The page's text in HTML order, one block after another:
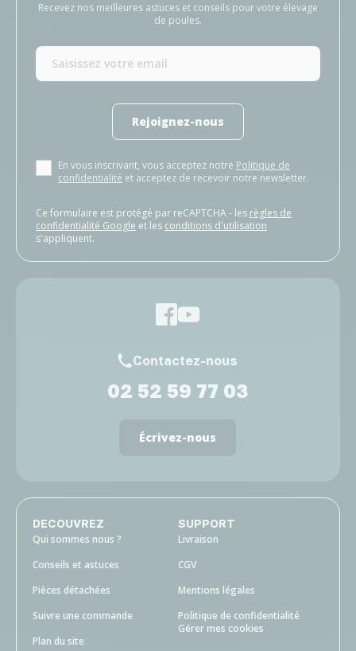
Recevez nos meilleures astuces et conseils pour votre élevage
de poules.
Rejoignez-nous
En vous inscrivant, vous acceptez notre Politique de
confidentialité et acceptez de recevoir notre newsletter.
Ce formulaire est protégé par reCAPTCHA - les règles de
confidentialité Google et les conditions d'utilisation
s'appliquent.
Contactez-nous
02 52 59 77 03
Écrivez-nous
DECOUVREZ
Qui sommes nous ?
Conseils et astuces
Pièces détachées
Suivre une commande
Plan du site
SUPPORT
Livraison
CGV
Mentions légales
Politique de confidentialité
Gérer mes cookies